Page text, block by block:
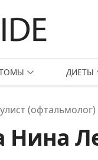
ДИЕТЫ
(офтальмолог)
Нина